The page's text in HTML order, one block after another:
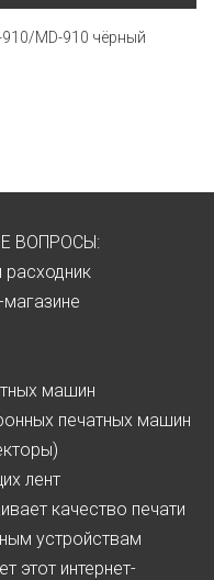
910/MD-910 чёрный
ВОПРОСЫ:
магазине
машин
печатных машин
лент
качество печати
устройствам
этот интернет-